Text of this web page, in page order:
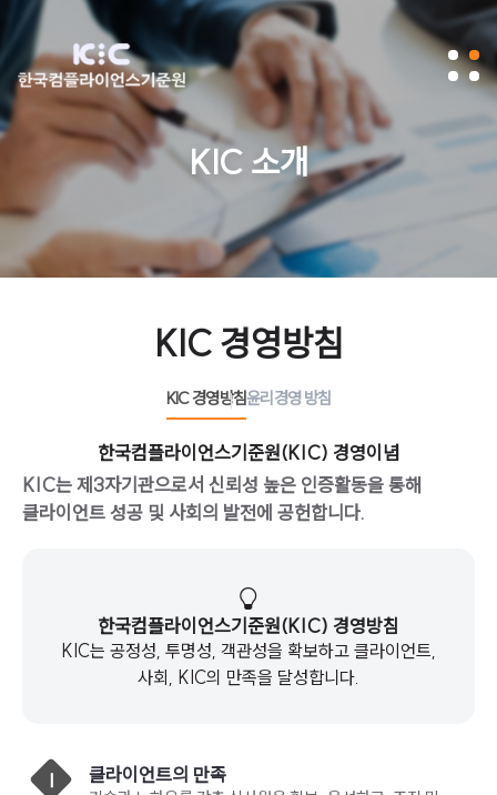
KIC 소개
KIC 경영방침
KIC 경영방침윤리경영 방침
한국컴플라이언스기준원(KIC) 경영이념
KIC는 제3자기관으로서 신뢰성 높은 인증활동을 통해
클라이언트 성공 및 사회의 발전에 공헌합니다.
한국컴플라이언스기준원(KIC) 경영방침
KIC는 공정성, 투명성, 객관성을 확보하고 클라이언트,
사회, KIC의 만족을 달성합니다.
Ⅰ 클라이언트의 만족